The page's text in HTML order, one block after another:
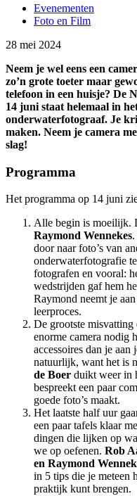
Evenementen
Foto en Film
28 mei 2024
Neem je wel eens een
zo’n grote toeter maar
telefoon in een huisje? De
14 juni staat helemaal in
onderwaterfotograaf. Je
maken. Neem je camera
slag!
Programma
Het programma op 14 juni
Alle begin is moeilijk.
Raymond Wennekes
door naar foto’s van
onderwaterfotografie
fotografen en vooral:
wedstrijden gaf hem
Raymond neemt je
leerproces.
De grootste misvatting
enorme camera nodig
accessoires dan je
natuurlijk, want het is
de Boer duikt weer in
bespreekt een paar
goede foto’s maakt.
Het laatste half uur
een paar tafels klaar
dingen die lijken op
we op oefenen. Rob
en Raymond
in 5 tips die je meteen
praktijk kunt brengen.